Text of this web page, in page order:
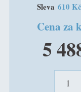
Sleva 610 Kč
Cena za
5